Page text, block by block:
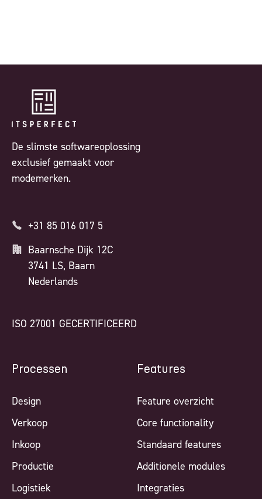
De slimste softwareoplossing
exclusief gemaakt voor
modemerken.
+31 85 016 017 5
Baarnsche Dijk 12C
3741 LS, Baarn
Nederlands
ISO 27001 GECERTIFICEERD
Processen
Design
Verkoop
Inkoop
Productie
Logistiek
Features
Feature overzicht
Core functionality
Standaard features
Additionele modules
Integraties